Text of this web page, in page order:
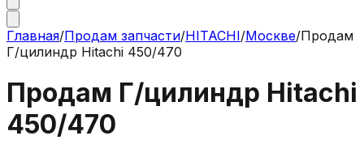
Главная/Продам запчасти/HITACHI/Москве/Продам
Г/цилиндр Hitachi 450/470
Продам Г/цилиндр Hitachi
450/470